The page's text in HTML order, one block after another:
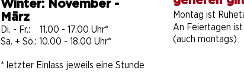
Winter: November -
März
Di. - Fr.: 11.00 - 17.00 Uhr*
Sa. + So.: 10.00 - 18.00 Uhr​​​*
* letzter Einlass jeweils eine Stunde
Montag ist
An Feiertagen
(auch montags)